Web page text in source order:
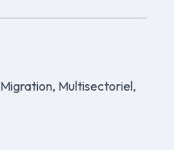
Migration, Multisectoriel,